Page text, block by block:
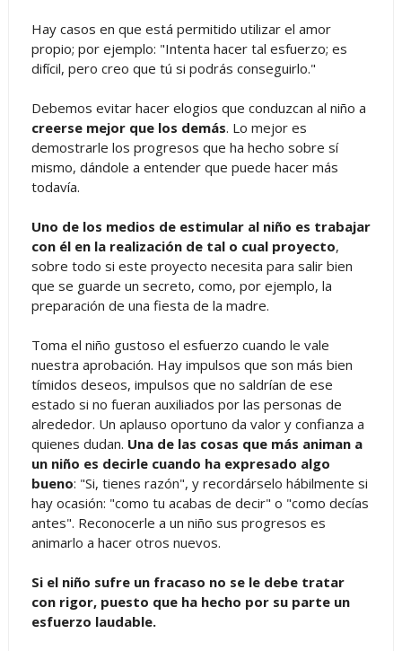
Hay casos en que está permitido utilizar el amor
propio; por ejemplo: "Intenta hacer tal esfuerzo; es
difícil, pero creo que tú si podrás conseguirlo."
Debemos evitar hacer elogios que conduzcan al niño a
creerse mejor que los demás. Lo mejor es
demostrarle los progresos que ha hecho sobre sí
mismo, dándole a entender que puede hacer más
todavía.
Uno de los medios de estimular al niño es trabajar
con él en la realización de tal o cual proyecto,
sobre todo si este proyecto necesita para salir bien
que se guarde un secreto, como, por ejemplo, la
preparación de una fiesta de la madre.
Toma el niño gustoso el esfuerzo cuando le vale
nuestra aprobación. Hay impulsos que son más bien
tímidos deseos, impulsos que no saldrían de ese
estado si no fueran auxiliados por las personas de
alrededor. Un aplauso oportuno da valor y confianza a
quienes dudan. Una de las cosas que más animan a
un niño es decirle cuando ha expresado algo
bueno: "Si, tienes razón", y recordárselo hábilmente si
hay ocasión: "como tu acabas de decir" o "como decías
antes". Reconocerle a un niño sus progresos es
animarlo a hacer otros nuevos.
Si el niño sufre un fracaso no se le debe tratar
con rigor, puesto que ha hecho por su parte un
esfuerzo laudable.